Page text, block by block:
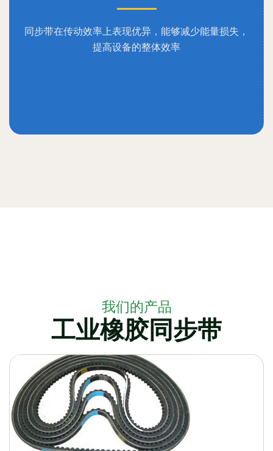
同步带在传动效率上表现优异，能够减少能量损失，
提高设备的整体效率
我们的产品
工业橡胶同步带